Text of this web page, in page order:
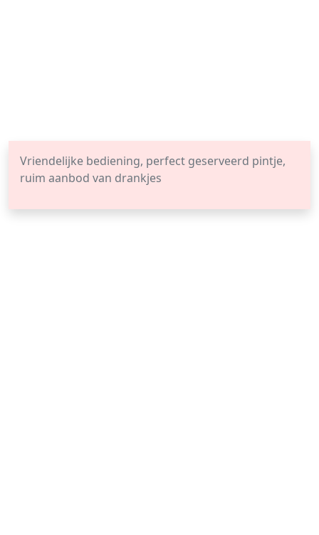
Vriendelijke bediening, perfect geserveerd pintje,
ruim aanbod van drankjes